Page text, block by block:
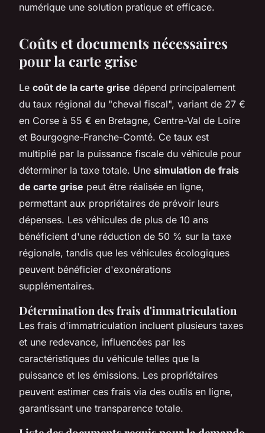
numérique une solution pratique et efficace.
Coûts et documents nécessaires
pour la carte grise
Le coût de la carte grise dépend principalement
du taux régional du "cheval fiscal", variant de 27 €
en Corse à 55 € en Bretagne, Centre-Val de Loire
et Bourgogne-Franche-Comté. Ce taux est
multiplié par la puissance fiscale du véhicule pour
déterminer la taxe totale. Une simulation de frais
de carte grise peut être réalisée en ligne,
permettant aux propriétaires de prévoir leurs
dépenses. Les véhicules de plus de 10 ans
bénéficient d'une réduction de 50 % sur la taxe
régionale, tandis que les véhicules écologiques
peuvent bénéficier d'exonérations
supplémentaires.
Détermination des frais d'immatriculation
Les frais d'immatriculation incluent plusieurs taxes
et une redevance, influencées par les
caractéristiques du véhicule telles que la
puissance et les émissions. Les propriétaires
peuvent estimer ces frais via des outils en ligne,
garantissant une transparence totale.